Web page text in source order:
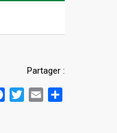
Partager :
FacebookTwitterEmail